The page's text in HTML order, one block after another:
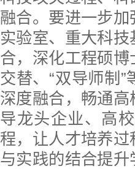
融合。要进一步
实验室、重大科
合，深化工程硕
交替、“双导师制
深度融合，畅通
导龙头企业、高
程，让人才培养
与实践的结合提